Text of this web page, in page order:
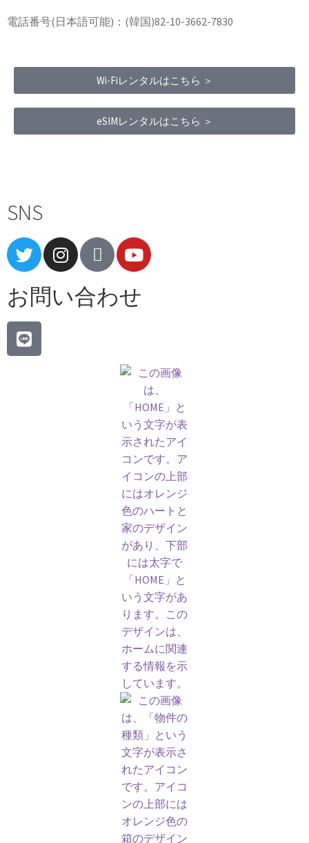
電話番号(日本語可能)：(韓国)82-10-3662-7830
Wi-Fiレンタルはこちら ＞
eSIMレンタルはこちら ＞
SNS
お問い合わせ